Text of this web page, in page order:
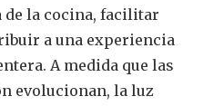
de la cocina, facilitar
a una experiencia
A medida que las
evolucionan, la luz